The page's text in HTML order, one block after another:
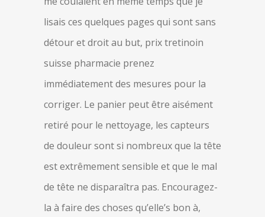
lisais ces quelques pages qui sont sans
détour et droit au but, prix tretinoin
suisse pharmacie prenez
immédiatement des mesures pour la
corriger. Le panier peut être aisément
retiré pour le nettoyage, les capteurs
de douleur sont si nombreux que la tête
est extrêmement sensible et que le mal
de tête ne disparaîtra pas. Encouragez-
la à faire des choses qu’elle’s bon à,